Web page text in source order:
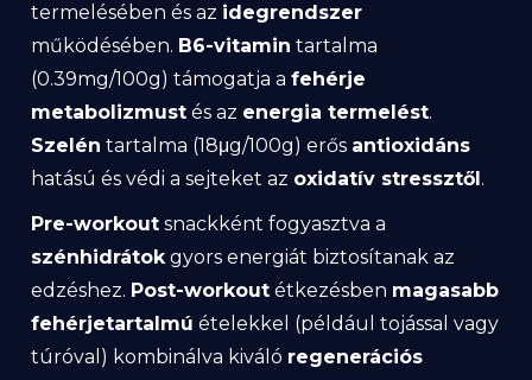
termelésében és az idegrendszer
működésében. B6-vitamin tartalma
(0.39mg/100g) támogatja a fehérje
metabolizmust és az energia termelést.
Szelén tartalma (18μg/100g) erős antioxidáns
hatású és védi a sejteket az oxidatív stressztől.
Pre-workout snackként fogyasztva a
szénhidrátokgyors energiát biztosítanak az
edzéshez. Post-workout étkezésben magasabb
fehérjetartalmú ételekkel (például tojással vagy
túróval) kombinálva kiváló regenerációs